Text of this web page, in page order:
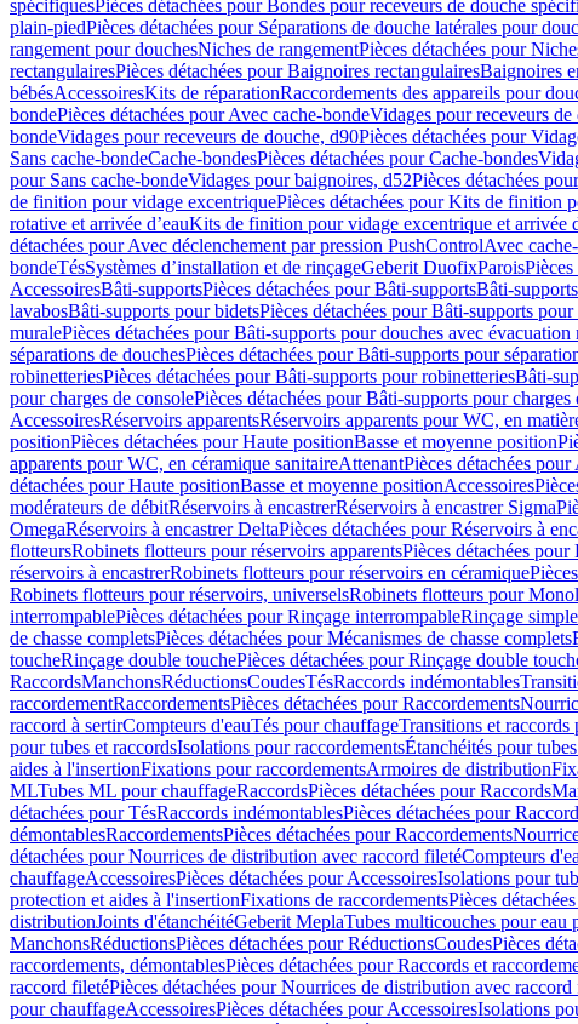
spécifiquesPièces détachées pour Bondes pour receveurs de douche
plain-piedPièces détachées pour Séparations de douche latérales pour
rangement pour douchesNiches de rangementPièces détachées pour
rectangulairesPièces détachées pour Baignoires rectangulairesBaignoires
bébésAccessoiresKits de réparationRaccordements des appareils pour
bondePièces détachées pour Avec cache-bondeVidages pour receveurs de
bondeVidages pour receveurs de douche, d90Pièces détachées pour
Sans cache-bondeCache-bondesPièces détachées pour Cache-bondes
pour Sans cache-bondeVidages pour baignoires, d52Pièces détachées
de finition pour vidage excentriquePièces détachées pour Kits de finition
rotative et arrivée d’eauKits de finition pour vidage excentrique et arrivée
détachées pour Avec déclenchement par pression PushControlAvec
bondeTésSystèmes d’installation et de rinçageGeberit DuofixParois
AccessoiresBâti-supportsPièces détachées pour Bâti-supportsBâti-
lavabosBâti-supports pour bidetsPièces détachées pour Bâti-supports pour
muralePièces détachées pour Bâti-supports pour douches avec évacuation
séparations de douchesPièces détachées pour Bâti-supports pour
robinetteriesPièces détachées pour Bâti-supports pour robinetteriesBâti-
pour charges de consolePièces détachées pour Bâti-supports pour charges
AccessoiresRéservoirs apparentsRéservoirs apparents pour WC, en
positionPièces détachées pour Haute positionBasse et moyenne position
apparents pour WC, en céramique sanitaireAttenantPièces détachées pour
détachées pour Haute positionBasse et moyenne positionAccessoires
modérateurs de débitRéservoirs à encastrerRéservoirs à encastrer Sigma
OmegaRéservoirs à encastrer DeltaPièces détachées pour Réservoirs à
flotteursRobinets flotteurs pour réservoirs apparentsPièces détachées
réservoirs à encastrerRobinets flotteurs pour réservoirs en céramique
Robinets flotteurs pour réservoirs, universelsRobinets flotteurs pour
interrompablePièces détachées pour Rinçage interrompableRinçage
de chasse completsPièces détachées pour Mécanismes de chasse complets
toucheRinçage double touchePièces détachées pour Rinçage double
RaccordsManchonsRéductionsCoudesTésRaccords indémontables
raccordementRaccordementsPièces détachées pour Raccordements
raccord à sertirCompteurs d'eauTés pour chauffageTransitions et raccords
pour tubes et raccordsIsolations pour raccordementsÉtanchéités pour
aides à l'insertionFixations pour raccordementsArmoires de distribution
MLTubes ML pour chauffageRaccordsPièces détachées pour Raccords
détachées pour TésRaccords indémontablesPièces détachées pour
démontablesRaccordementsPièces détachées pour Raccordements
détachées pour Nourrices de distribution avec raccord filetéCompteurs
chauffageAccessoiresPièces détachées pour AccessoiresIsolations pour
protection et aides à l'insertionFixations de raccordementsPièces
distributionJoints d'étanchéitéGeberit MeplaTubes multicouches pour eau
ManchonsRéductionsPièces détachées pour RéductionsCoudesPièces
raccordements, démontablesPièces détachées pour Raccords et
raccord filetéPièces détachées pour Nourrices de distribution avec raccord
pour chauffageAccessoiresPièces détachées pour AccessoiresIsolations